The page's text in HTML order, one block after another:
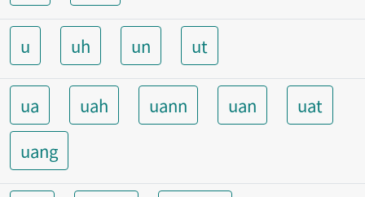
u uh un ut
ua uah uann uan
uat
uang